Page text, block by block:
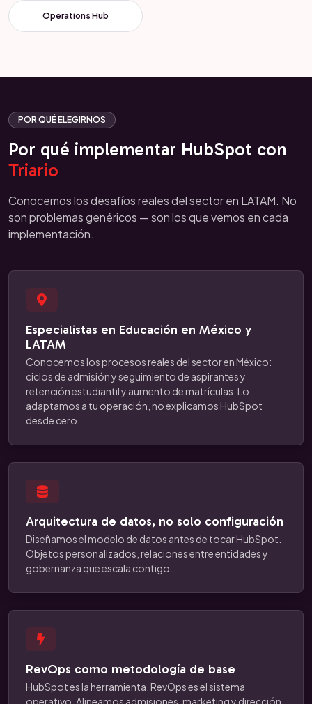
Operations Hub
POR QUÉ ELEGIRNOS
Por qué implementar HubSpot con
Triario
Conocemos los desafíos reales del sector en LATAM. No
son problemas genéricos — son los que vemos en cada
implementación.
Especialistas en Educación en México y
LATAM
Conocemos los procesos reales del sector en México:
ciclos de admisión y seguimiento de aspirantes y
retención estudiantil y aumento de matrículas. Lo
adaptamos a tu operación, no explicamos HubSpot
desde cero.
Arquitectura de datos, no solo configuración
Diseñamos el modelo de datos antes de tocar HubSpot.
Objetos personalizados, relaciones entre entidades y
gobernanza que escala contigo.
RevOps como metodología de base
HubSpot es la herramienta. RevOps es el sistema
operativo. Alineamos admisiones, marketing y dirección